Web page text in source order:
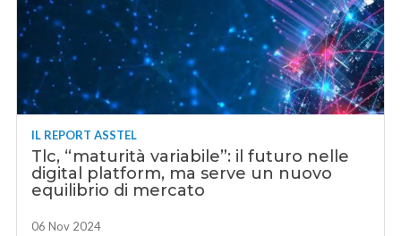
IL REPORT ASSTEL
Tlc, “maturità variabile”: il futuro nelle
digital platform, ma serve un nuovo
equilibrio di mercato
06 Nov 2024